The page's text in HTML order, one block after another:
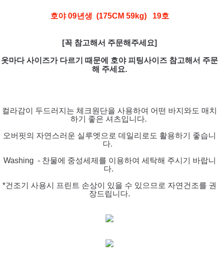
호야 09년생 (175CM 59kg) 19호
[꼭 참고해서 주문해주세요]
옷마다 사이즈가 다르기 때문에 호야 피팅사이즈 참고해서 주문
해 주세요.
컬라감이 두드러지는 체크원단을 사용하여 어떤 바지와도 매치
하기 좋은 셔츠입니다.
오버핏의 자연스러운 실루엣으로 데일리로도 활용하기 좋습니
다.
Washing - 찬물에 중성세제를 이용하여 세탁해 주시기 바랍니
다.
*건조기 사용시 프린트 손상이 있을 수 있으므로 자연건조를 권
장드립니다.